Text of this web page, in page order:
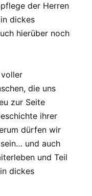
der Herren
dickes
hierüber noch
die uns
zur Seite
ihrer
dürfen wir
und auch
und Teil
dickes